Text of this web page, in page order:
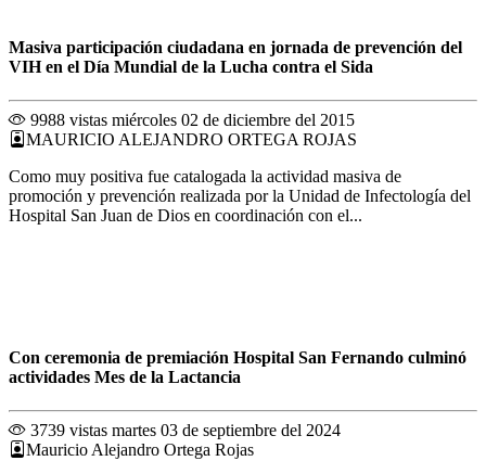
Masiva participación ciudadana en jornada de prevención del
VIH en el Día Mundial de la Lucha contra el Sida
9988 vistas miércoles 02 de diciembre del 2015
MAURICIO ALEJANDRO ORTEGA ROJAS
Como muy positiva fue catalogada la actividad masiva de
promoción y prevención realizada por la Unidad de Infectología del
Hospital San Juan de Dios en coordinación con el...
Con ceremonia de premiación Hospital San Fernando culminó
actividades Mes de la Lactancia
3739 vistas martes 03 de septiembre del 2024
Mauricio Alejandro Ortega Rojas